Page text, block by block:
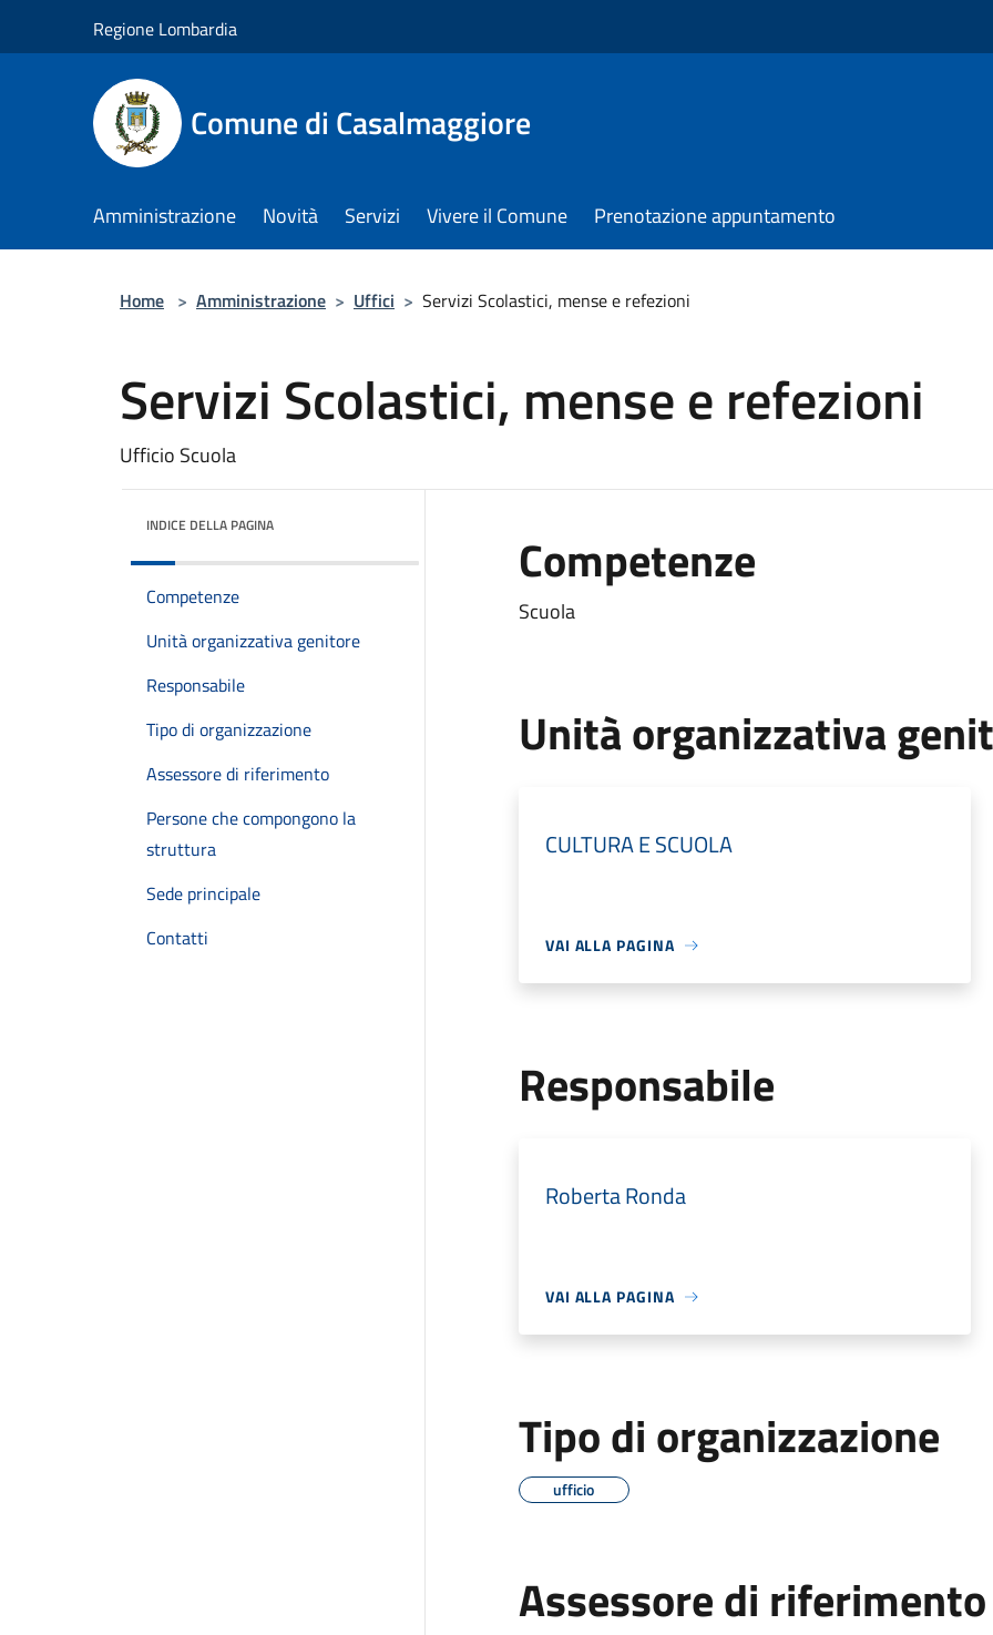
Regione Lombardia
Comune di Casalmaggiore
Amministrazione Novità Servizi Vivere il Comune Prenotazione appuntamento
Home > Amministrazione > Uffici > Servizi Scolastici, mense e refezioni
Servizi Scolastici, mense e refezioni
Ufficio Scuola
INDICE DELLA PAGINA
Competenze
Unità organizzativa genitore
Responsabile
Tipo di organizzazione
Assessore di riferimento
Persone che compongono la
struttura
Sede principale
Contatti
Competenze
Scuola
Unità organizzativa
CULTURA E SCUOLA
VAI ALLA PAGINA
Responsabile
Roberta Ronda
VAI ALLA PAGINA
Tipo di organizzazione
ufficio
Assessore di riferimento